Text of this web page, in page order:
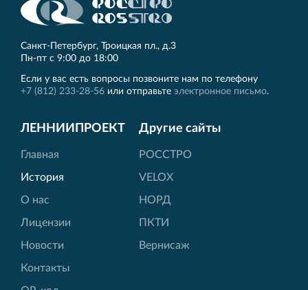
Санкт‐Петербург, Троицкая пл., д.3
Пн‐пт с 9:00 до 18:00
Если у вас есть вопросы позвоните нам по телефону
+7 (812) 233-28-56 или отправьте электронное письмо.
ЛЕННИИПРОЕКТ
Главная
История
О нас
Лицензии
Новости
Контакты
Другие сайты
РОССТРО
VELOX
НОРД
ПКТИ
Вернисаж